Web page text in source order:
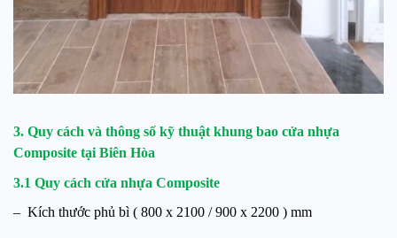
3. Quy cách và thông số kỹ thuật khung bao cửa nhựa
Composite tại Biên Hòa
3.1 Quy cách cửa nhựa Composite
– Kích thước phủ bì ( 800 x 2100 / 900 x 2200 ) mm